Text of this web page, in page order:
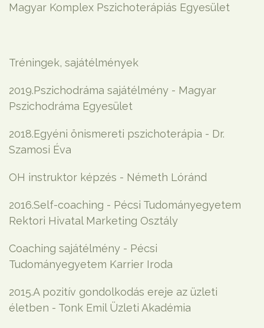
Magyar Komplex Pszichoterápiás Egyesület
Tréningek, sajátélmények
2019.Pszichodráma sajátélmény - Magyar
Pszichodráma Egyesület
2018.Egyéni önismereti pszichoterápia - Dr.
Szamosi Éva
OH instruktor képzés - Németh Lóránd
2016.Self-coaching - Pécsi Tudományegyetem
Rektori Hivatal Marketing Osztály
Coaching sajátélmény - Pécsi
Tudományegyetem Karrier Iroda
2015.A pozitív gondolkodás ereje az üzleti
életben - Tonk Emil Üzleti Akadémia